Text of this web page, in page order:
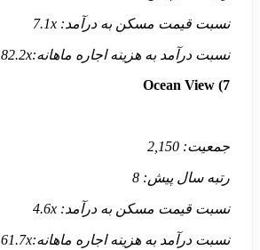
نسبت قیمت مسکن به درآمد: 7.1x
نسبت درآمد به هزینه اجاره ماهانه:82.2x
7)
Ocean View
جمعیت: 2,150
رتبه سال پیش: 8
نسبت قیمت مسکن به درآمد: 4.6x
نسبت درآمد به هزینه اجاره ماهانه:61.7x